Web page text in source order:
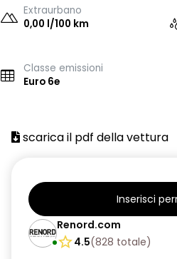
Extraurbano
0,00 l/100 km
Classe emissioni
Euro 6e
scarica il pdf della vettura
Inserisci
Renord.com
4.5(828 totale)